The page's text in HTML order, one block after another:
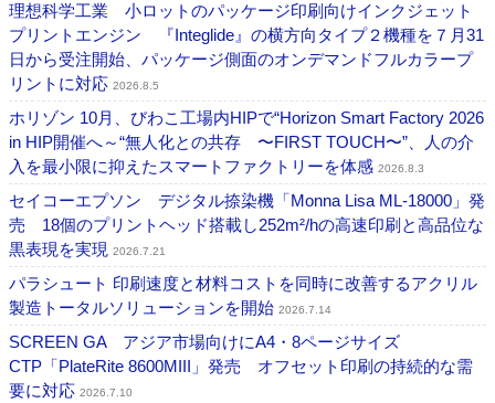
理想科学工業 小ロットのパッケージ印刷向けインクジェット
プリントエンジン 『Integlide』の横方向タイプ２機種を７月31
日から受注開始、パッケージ側面のオンデマンドフルカラープ
リントに対応 2026.8.5
ホリゾン 10月、びわこ工場内HIPで“Horizon Smart Factory 2026
in HIP開催へ～“無人化との共存 〜FIRST TOUCH〜”、人の介
入を最小限に抑えたスマートファクトリーを体感 2026.8.3
セイコーエプソン デジタル捺染機「Monna Lisa ML-18000」発
売 18個のプリントヘッド搭載し252m²/hの高速印刷と高品位な
黒表現を実現 2026.7.21
パラシュート 印刷速度と材料コストを同時に改善するアクリル
製造トータルソリューションを開始 2026.7.14
SCREEN GA アジア市場向けにA4・8ページサイズ
CTP「PlateRite 8600MIII」発売 オフセット印刷の持続的な需
要に対応 2026.7.10